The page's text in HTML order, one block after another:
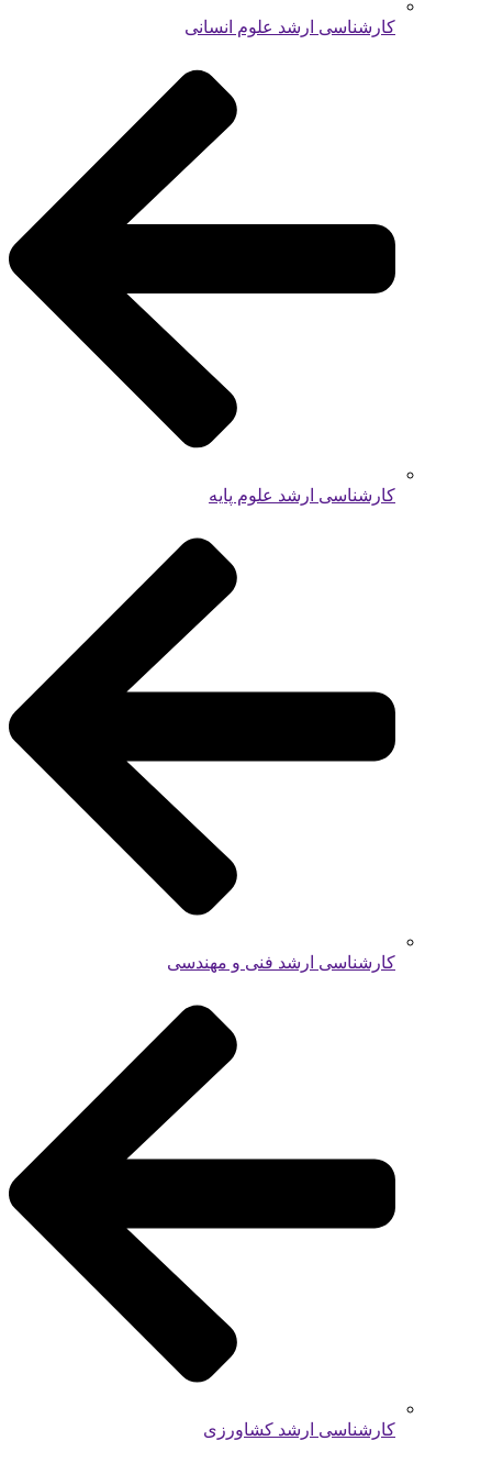
کارشناسی ارشد علوم انسانی
کارشناسی ارشد علوم پایه
کارشناسی ارشد فنی و مهندسی
کارشناسی ارشد کشاورزی